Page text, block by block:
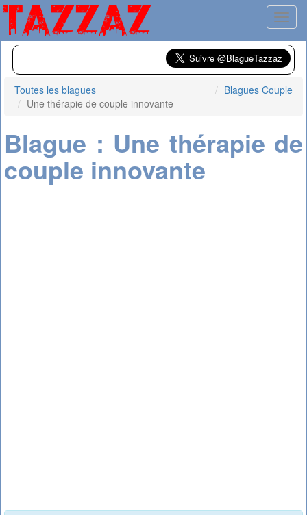
Toutes les blagues
Blagues Couple
Une thérapie de couple innovante
Blague : Une thérapie de
couple innovante